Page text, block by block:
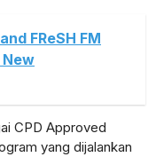
FReSH FM
CPD Approved
yang dijalankan